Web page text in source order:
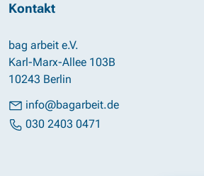
Kontakt
bag arbeit e.V.
Karl-Marx-Allee 103B
10243 Berlin
info@bagarbeit.de
030 2403 0471